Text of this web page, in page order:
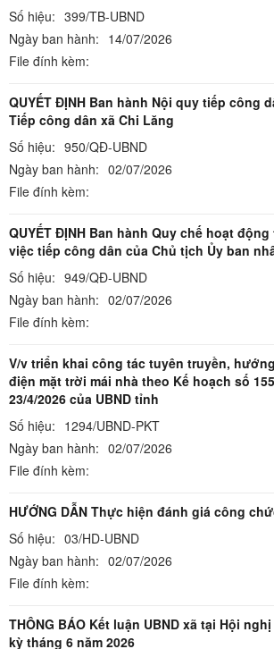
Số hiệu: 399/TB-UBND
Ngày ban hành: 14/07/2026
File đính kèm:
QUYẾT ĐỊNH Ban hành Nội quy tiếp công
Tiếp công dân xã Chi Lăng
Số hiệu: 950/QĐ-UBND
Ngày ban hành: 02/07/2026
File đính kèm:
QUYẾT ĐỊNH Ban hành Quy chế hoạt
việc tiếp công dân của Chủ tịch Ủy ban
Số hiệu: 949/QĐ-UBND
Ngày ban hành: 02/07/2026
File đính kèm:
V/v triển khai công tác tuyên truyền,
điện mặt trời mái nhà theo Kế hoạch số
23/4/2026 của UBND tỉnh
Số hiệu: 1294/UBND-PKT
Ngày ban hành: 02/07/2026
File đính kèm:
HƯỚNG DẪN Thực hiện đánh giá công
Số hiệu: 03/HD-UBND
Ngày ban hành: 02/07/2026
File đính kèm:
THÔNG BÁO Kết luận UBND xã tại Hội
kỳ tháng 6 năm 2026